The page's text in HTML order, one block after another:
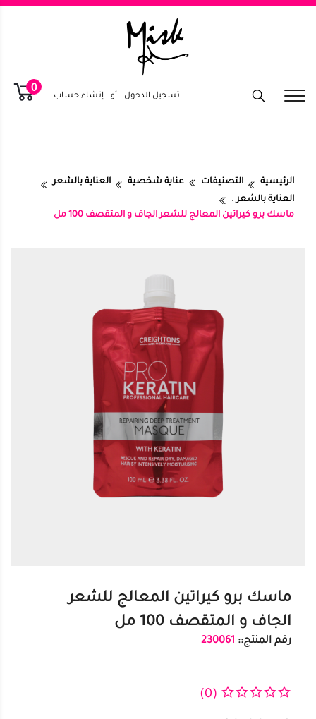
تسجيل الدخول أو إنشاء حساب
0
الرئيسية التصنيفات عناية شخصية
العناية بالشعر
العناية بالشعر .
ماسك برو كيراتين المعالج للشعر الجاف و المتقصف 100 مل
ماسك برو كيراتين المعالج للشعر
الجاف و المتقصف 100 مل
رقم المنتج:: 230061
(0)